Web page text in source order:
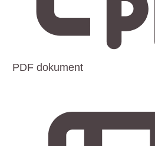
PDF dokument